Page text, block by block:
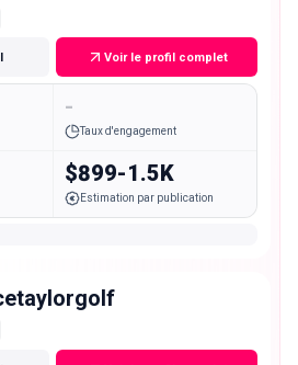
Voir le profil complet
-
Taux d'engagement
$899-1.5K
Estimation par publication